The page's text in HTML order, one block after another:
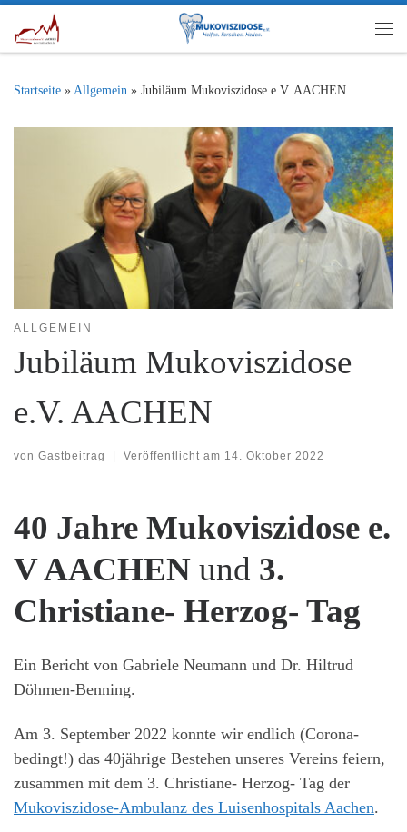
Zum Inhalt springen
Startseite » Allgemein » Jubiläum Mukoviszidose e.V. AACHEN
ALLGEMEIN
Jubiläum Mukoviszidose
e.V. AACHEN
von Gastbeitrag | Veröffentlicht am 14. Oktober 2022
40 Jahre Mukoviszidose e.
V AACHEN und 3.
Christiane- Herzog- Tag
Ein Bericht von Gabriele Neumann und Dr. Hiltrud
Döhmen-Benning.
Am 3. September 2022 konnte wir endlich (Corona-
bedingt!) das 40jährige Bestehen unseres Vereins feiern,
zusammen mit dem 3. Christiane- Herzog- Tag der
Mukoviszidose-Ambulanz des Luisenhospitals Aachen.